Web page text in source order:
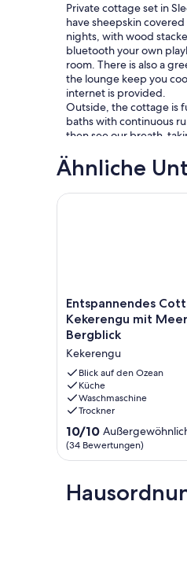
Private cottage set in
have sheepskin
nights, with wood
bluetooth your own
room. There is also a
the lounge keep you
internet is provided.
Outside, the cottage is
baths with continuous
then see our breath-
the river and in among
cellar door in our
Come and enjoy the
located halfway
Ähnliche
Entspannendes
Cottage
in
Kekerengu
mit
Meer-
und
Bergblick
Kekerengu
Entspannendes
Kekerengu mit
Bergblick
Kekerengu
Blick auf den Ozean
Küche
Waschmaschine
Trockner
10.0
von
10,
(34
Bewertungen)
10/10
(34 Bewertungen)
Entspannendes